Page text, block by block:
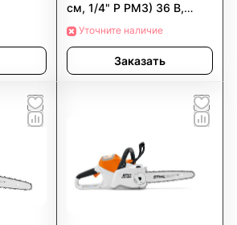
см, 1/4" Р РМ3) 36 В,
масса 3,7 кг. В комплекте
Уточните наличие
Заказать